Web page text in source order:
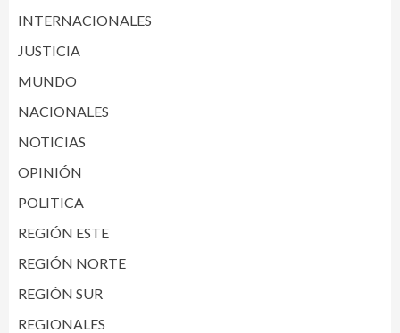
INTERNACIONALES
JUSTICIA
MUNDO
NACIONALES
NOTICIAS
OPINIÓN
POLITICA
REGIÓN ESTE
REGIÓN NORTE
REGIÓN SUR
REGIONALES